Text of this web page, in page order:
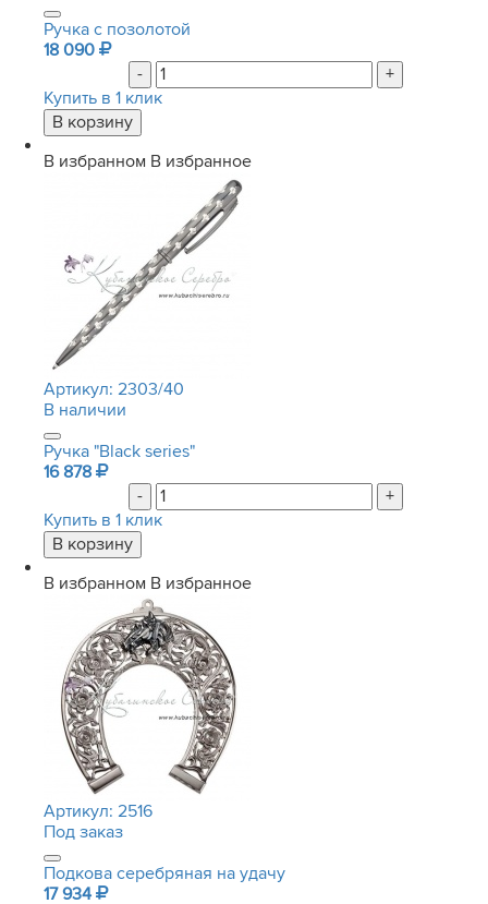
Ручка с позолотой
18 090
-
+
Купить в 1 клик
В избранном В избранное
Артикул: 2303/40
В наличии
Ручка "Black series"
16 878
-
+
Купить в 1 клик
В избранном В избранное
Артикул: 2516
Под заказ
Подкова серебряная на удачу
17 934